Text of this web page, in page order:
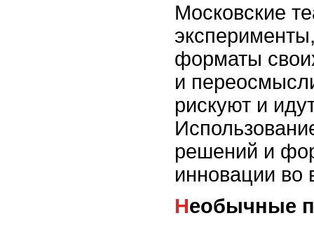
Московские
форматы
и
рискуют и
решений и
инновации во
Необычные